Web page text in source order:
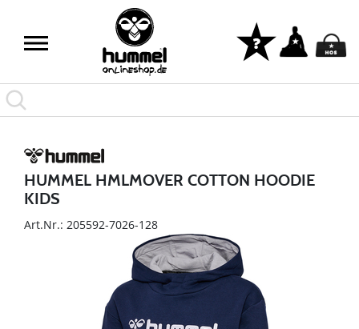
HUMMEL HMLMOVER COTTON HOODIE
KIDS
Art.Nr.: 205592-7026-128